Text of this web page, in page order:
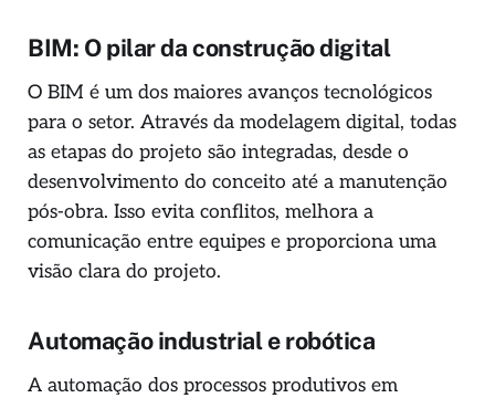
BIM: O pilar da construção digital
O BIM é um dos maiores avanços tecnológicos
para o setor. Através da modelagem digital, todas
as etapas do projeto são integradas, desde o
desenvolvimento do conceito até a manutenção
pós-obra. Isso evita conflitos, melhora a
comunicação entre equipes e proporciona uma
visão clara do projeto.
Automação industrial e robótica
A automação dos processos produtivos em